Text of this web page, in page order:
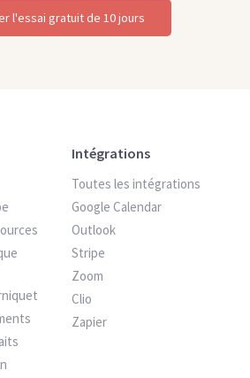
l'essai gratuit de 10 jours
Intégrations
Toutes les intégrations
Google Calendar
Outlook
Stripe
Zoom
Clio
Zapier